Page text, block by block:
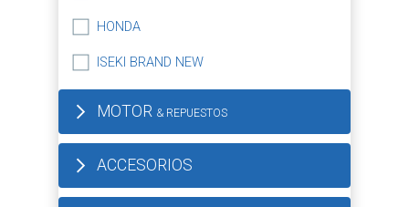
HONDA
ISEKI BRAND NEW
MOTOR & REPUESTOS
ACCESORIOS